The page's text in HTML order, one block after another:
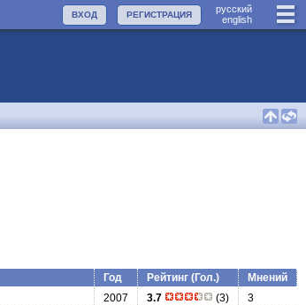
руccкий
english
РЕГИСТРАЦИЯ
ВХОД
Год Рейтинг (Гол.)
Мнений
2007 3.7 (3)
3